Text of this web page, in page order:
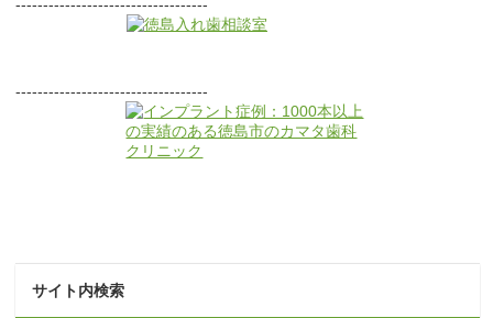
-----------------------------------
-----------------------------------
サイト内検索